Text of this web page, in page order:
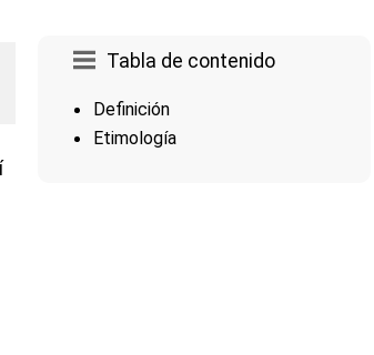
Tabla de contenido
Definición
Etimología